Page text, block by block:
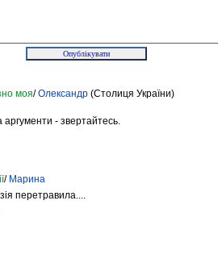
моя/Олександр (Столиця України)
аргументи - звертайтесь.
/ Марина
перетравила....